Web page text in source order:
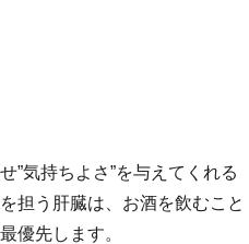
”気持ちよさ”を与えてくれる
担う肝臓は、お酒を飲むこと
優先します。